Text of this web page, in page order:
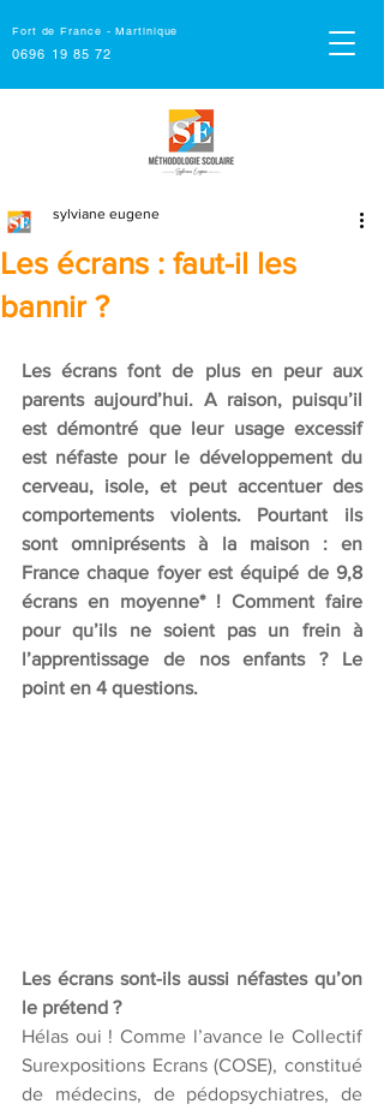
Fort de France - Martinique
0696 19 85 72
Les écrans : faut-il les
bannir ?
sylviane eugene
Les écrans font de plus en peur aux
parents aujourd’hui. A raison, puisqu’il
est démontré que leur usage excessif
est néfaste pour le développement du
cerveau, isole, et peut accentuer des
comportements violents. Pourtant ils
sont omniprésents à la maison : en
France chaque foyer est équipé de 9,8
écrans en moyenne* ! Comment faire
pour qu’ils ne soient pas un frein à
l’apprentissage de nos enfants ? Le
point en 4 questions.
Les écrans sont-ils aussi néfastes qu’on
le prétend ?
Hélas oui ! Comme l’avance le Collectif
Surexpositions Ecrans (COSE), constitué
de médecins, de pédopsychiatres, de